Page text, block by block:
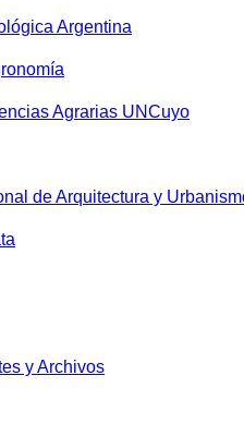
Argentina
Agrarias UNCuyo
de Arquitectura y
y Archivos